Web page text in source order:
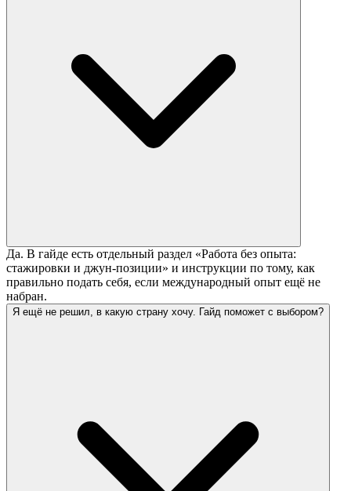
Да. В гайде есть отдельный раздел «Работа без опыта:
стажировки и джун-позиции» и инструкции по тому, как
правильно подать себя, если международный опыт ещё не
набран.
Я ещё не решил, в какую страну хочу. Гайд поможет с выбором?